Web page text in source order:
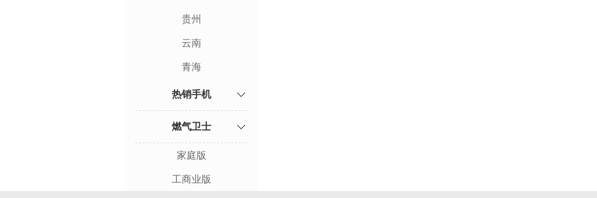
贵州
云南
青海
热销手机
燃气卫士
家庭版
工商业版